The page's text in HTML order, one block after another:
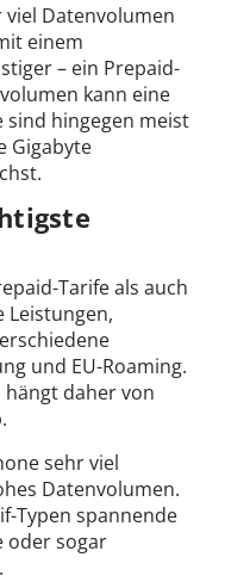
viel Datenvolumen
einem
– ein Prepaid-
kann eine
sind hingegen meist
Gigabyte
Tarife als auch
Leistungen,
und EU-Roaming.
hängt daher von
sehr viel
Datenvolumen.
Typen spannende
oder sogar